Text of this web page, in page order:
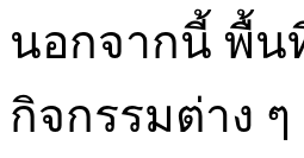
นอกจากนี้ พื้น
กิจกรรมต่าง